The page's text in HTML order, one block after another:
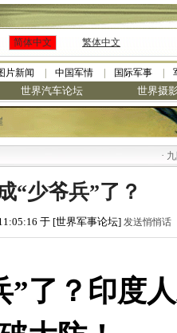
简体中文 繁体中文
片新闻 中国军情 国际军事
世界汽车论坛 世界摄
九阳全新
“少爷兵”了？
于 [世界军事论坛] 发送悄悄话
”了？印度